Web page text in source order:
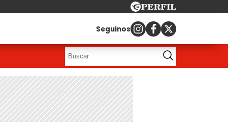
Seguinos